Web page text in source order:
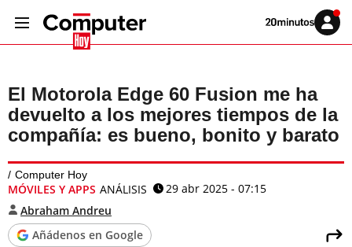
Volver
Iniciar
sesión
El Motorola Edge 60 Fusion me ha
devuelto a los mejores tiempos de la
compañía: es bueno, bonito y barato
Computer Hoy
MÓVILES Y APPS ANÁLISIS
29 abr 2025 - 07:15
Abraham Andreu
Añádenos en Google